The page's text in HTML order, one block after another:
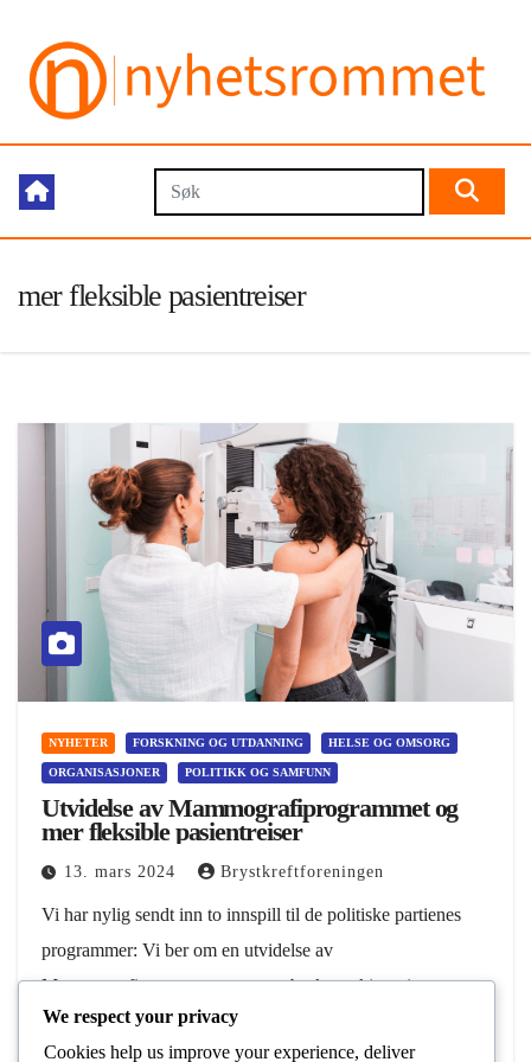
mer fleksible pasientreiser
NYHETER FORSKNING OG UTDANNING HELSE OG OMSORG
ORGANISASJONER POLITIKK OG SAMFUNN
Utvidelse av Mammografiprogrammet og
mer fleksible pasientreiser
13. mars 2024 Brystkreftforeningen
Vi har nylig sendt inn to innspill til de politiske partienes
programmer: Vi ber om en utvidelse av
Mammografiprogrammet og mer bruk av skjønn i
pasientreiseforskriften. Utvidelse av
Mammografiprogrammet Hvert år blir…
We respect your privacy
Cookies help us improve your experience, deliver